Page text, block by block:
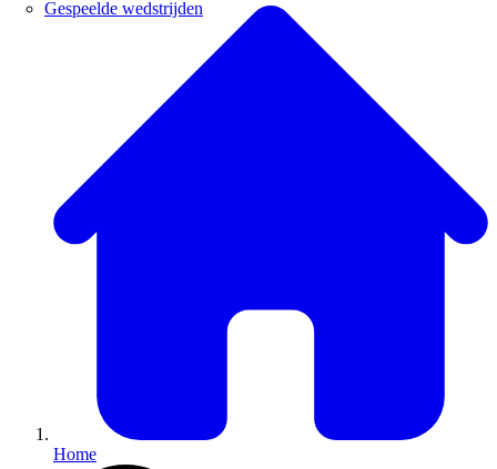
Gespeelde wedstrijden
Home